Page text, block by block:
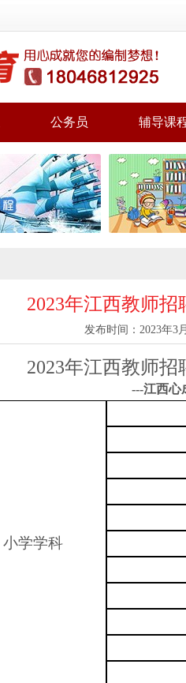
公务员 辅导课
2023年江西教师
发布时间：2023年3
2023年江西教师
---江西心
小学学科